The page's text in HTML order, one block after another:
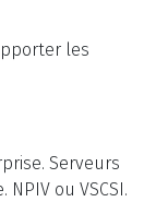
les
Serveurs
ou VSCSI.